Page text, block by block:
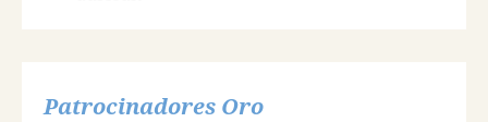
Patrocinadores Oro